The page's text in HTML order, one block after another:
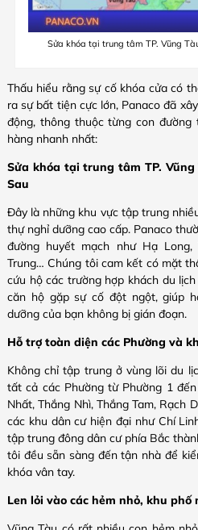
Sửa khóa tại trung tâm TP. Vũng
Thấu hiểu rằng sự cố khóa cửa có
ra sự bất tiện cực lớn, Panaco đã
động, thông thuộc từng con
hàng nhanh nhất:
Sửa khóa tại trung tâm TP.
Sau
Đây là những khu vực tập trung
thự nghỉ dưỡng cao cấp. Panaco
đường huyết mạch như Hạ Long,
Trung… Chúng tôi cam kết có mặt
cứu hộ các trường hợp khách du
căn hộ gặp sự cố đột ngột, giúp
dưỡng của bạn không bị gián đoạn.
Hỗ trợ toàn diện các Phường và
Không chỉ tập trung ở vùng lõi du
tất cả các Phường từ Phường 1
Nhất, Thắng Nhì, Thắng Tam, Rạch
các khu dân cư hiện đại như Chí
tập trung đông dân cư phía Bắc
tôi đều sẵn sàng đến tận nhà để
khóa vân tay.
Len lỏi vào các hẻm nhỏ, khu phố